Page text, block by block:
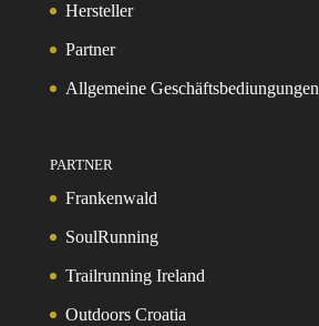
Hersteller
Partner
Allgemeine Geschäftsbediungungen
PARTNER
Frankenwald
SoulRunning
Trailrunning Ireland
Outdoors Croatia